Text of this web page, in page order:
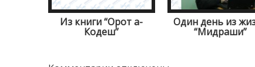
Из книги “Орот а-
Кодеш”
Один день из
“Мидраши”